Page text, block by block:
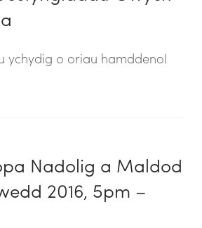
ychydig o oriau hamddenol
Nadolig a Maldod
2016, 5pm –